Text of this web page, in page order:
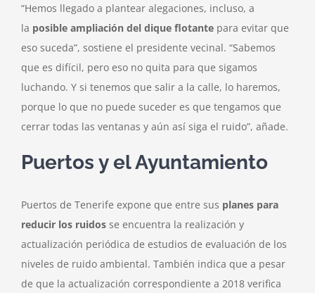
“Hemos llegado a plantear alegaciones, incluso, a
la posible ampliación del dique flotante para evitar que
eso suceda”, sostiene el presidente vecinal. “Sabemos
que es difícil, pero eso no quita para que sigamos
luchando. Y si tenemos que salir a la calle, lo haremos,
porque lo que no puede suceder es que tengamos que
cerrar todas las ventanas y aún así siga el ruido”, añade.
Puertos y el Ayuntamiento
Puertos de Tenerife expone que entre sus planes para
reducir los ruidos se encuentra la realización y
actualización periódica de estudios de evaluación de los
niveles de ruido ambiental. También indica que a pesar
de que la actualización correspondiente a 2018 verifica